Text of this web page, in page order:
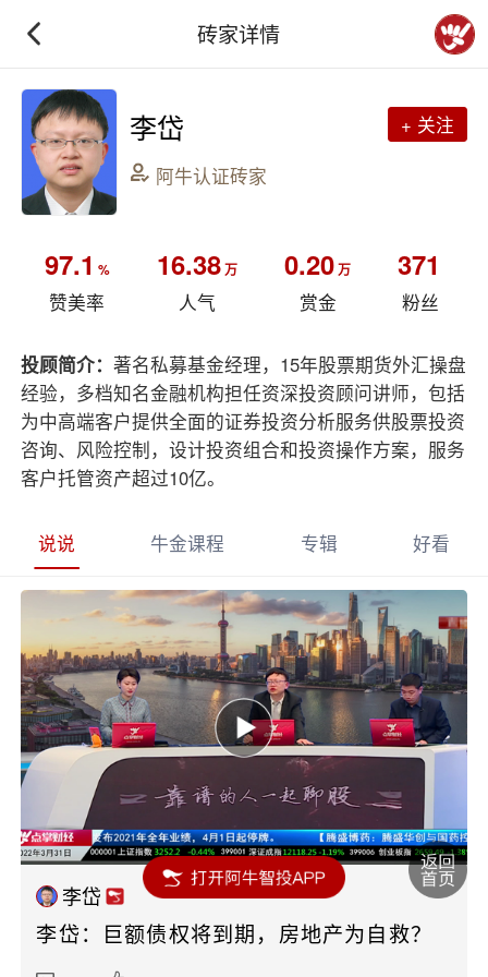
砖家详情
李岱
阿牛认证砖家
+ 关注
97.1 %
赞美率
16.38万
人气
0.20万
赏金
371
粉丝
投顾简介：著名私募基金经理，15年股票期货外汇操盘
经验，多档知名金融机构担任资深投资顾问讲师，包括
为中高端客户提供全面的证券投资分析服务供股票投资
咨询、风险控制，设计投资组合和投资操作方案，服务
客户托管资产超过10亿。
说说 牛金课程 专辑 好看
李岱
李岱：巨额债权将到期，房地产为自救？